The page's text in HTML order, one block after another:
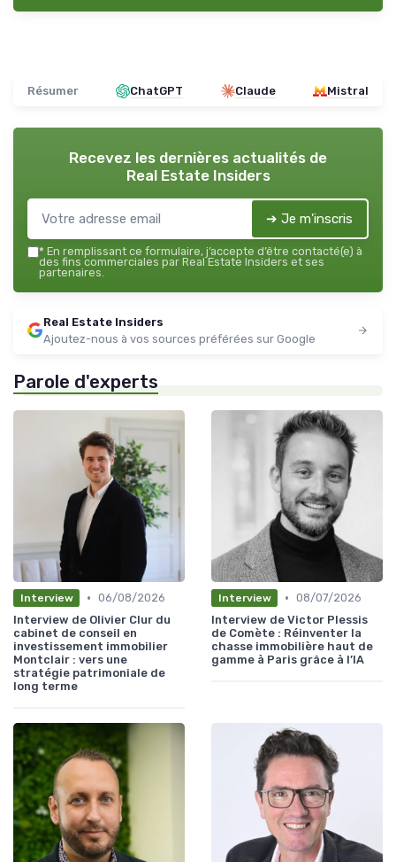
Résumer ChatGPT Claude Mistral
Recevez les dernières actualités de
Real Estate Insiders
➔ Je m'inscris
* En remplissant ce formulaire, j’accepte d’être contacté(e) à
des fins commerciales par Real Estate Insiders et ses
partenaires.
Real Estate Insiders
Ajoutez-nous à vos sources préférées sur Google
Parole d'experts
Interview • 06/08/2026
Interview de Olivier Clur du
cabinet de conseil en
investissement immobilier
Montclair : vers une
stratégie patrimoniale de
long terme
Interview • 08/07/2026
Interview de Victor Plessis
de Comète : Réinventer la
chasse immobilière haut de
gamme à Paris grâce à l’IA